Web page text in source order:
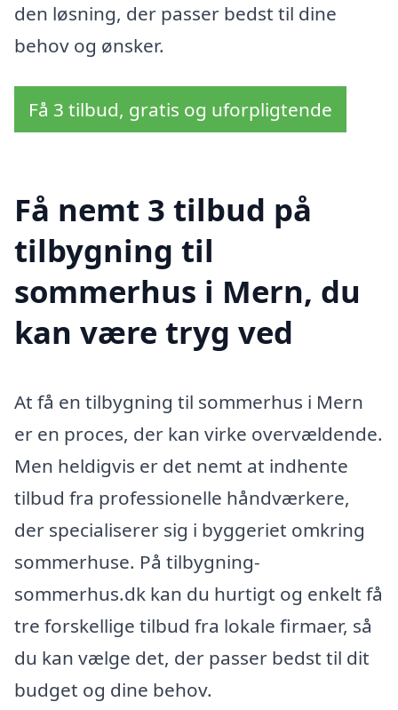
den løsning, der passer bedst til dine
behov og ønsker.
Få 3 tilbud, gratis og uforpligtende
Få nemt 3 tilbud på
tilbygning til
sommerhus i Mern, du
kan være tryg ved
At få en tilbygning til sommerhus i Mern
er en proces, der kan virke overvældende.
Men heldigvis er det nemt at indhente
tilbud fra professionelle håndværkere,
der specialiserer sig i byggeriet omkring
sommerhuse. På tilbygning-
sommerhus.dk kan du hurtigt og enkelt få
tre forskellige tilbud fra lokale firmaer, så
du kan vælge det, der passer bedst til dit
budget og dine behov.